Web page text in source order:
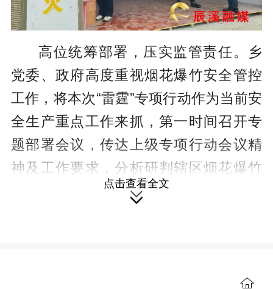
高位统筹部署，压实监管责任。乡
党委、政府高度重视烟花爆竹安全管控
工作，将本次“雷霆”专项行动作为当前安
全生产重点工作来抓，第一时间召开专
题部署会议，传达上级专项行动会议精
神及工作要求，分析研判辖区烟花爆竹
安全监管蒲弱环节、潜在风险隐患，明
点击查看全文
